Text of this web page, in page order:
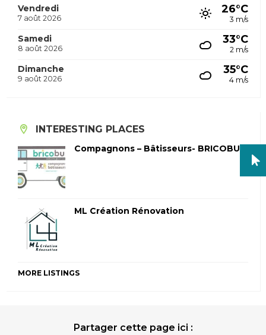
Vendredi
7 août 2026
26°C
3 m/s
Samedi
8 août 2026
33°C
2 m/s
Dimanche
9 août 2026
35°C
4 m/s
INTERESTING PLACES
Compagnons – Bâtisseurs- BRICOBUS
ML Création Rénovation
MORE LISTINGS
Partager cette page ici :